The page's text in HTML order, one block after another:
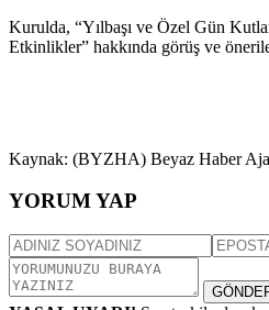
Kurulda, “Yılbaşı ve Özel Gün
Etkinlikler” hakkında görüş ve
Kaynak: (BYZHA) Beyaz Haber
YORUM YAP